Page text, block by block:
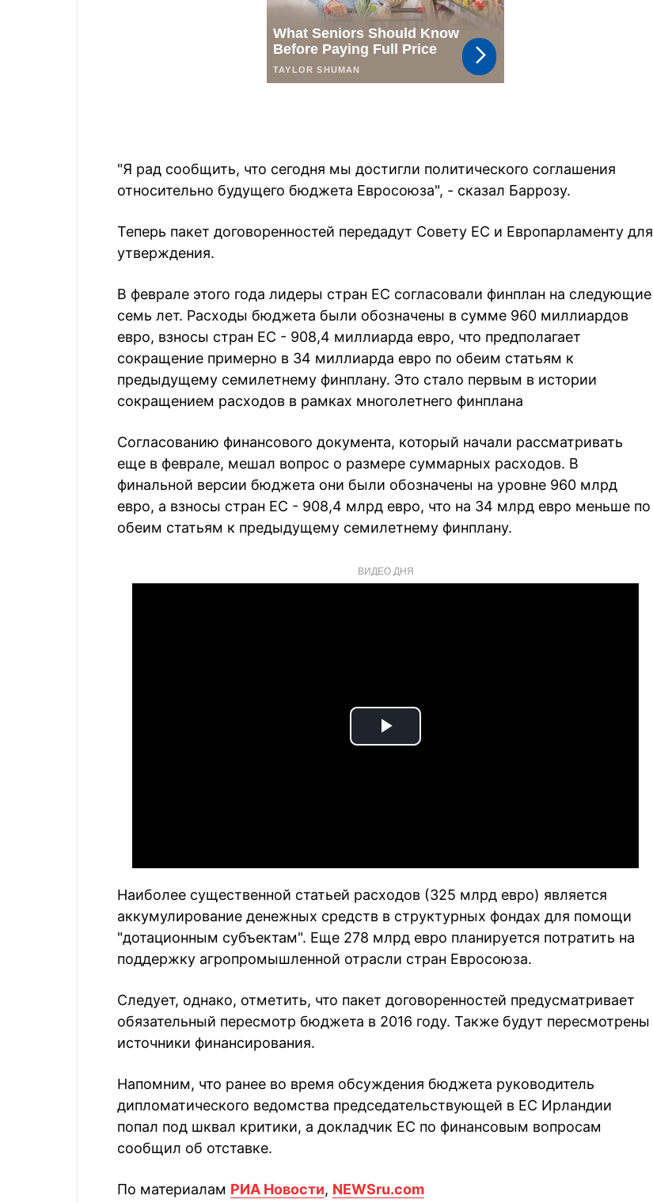
"Я рад сообщить, что сегодня мы достигли политического соглашения
относительно будущего бюджета Евросоюза", - сказал Баррозу.
Теперь пакет договоренностей передадут Совету ЕС и Европарламенту для
утверждения.
В феврале этого года лидеры стран ЕС согласовали финплан на следующие
семь лет. Расходы бюджета были обозначены в сумме 960 миллиардов
евро, взносы стран ЕС - 908,4 миллиарда евро, что предполагает
сокращение примерно в 34 миллиарда евро по обеим статьям к
предыдущему семилетнему финплану. Это стало первым в истории
сокращением расходов в рамках многолетнего финплана
Согласованию финансового документа, который начали рассматривать
еще в феврале, мешал вопрос о размере суммарных расходов. В
финальной версии бюджета они были обозначены на уровне 960 млрд
евро, а взносы стран ЕС - 908,4 млрд евро, что на 34 млрд евро меньше по
обеим статьям к предыдущему семилетнему финплану.
ВИДЕО ДНЯ
Play
Наиболее существенной статьей расходов (325 млрд евро) является
аккумулирование денежных средств в структурных фондах для помощи
"дотационным субъектам". Еще 278 млрд евро планируется потратить на
поддержку агропромышленной отрасли стран Евросоюза.
Следует, однако, отметить, что пакет договоренностей предусматривает
обязательный пересмотр бюджета в 2016 году. Также будут пересмотрены
источники финансирования.
Напомним, что ранее во время обсуждения бюджета руководитель
дипломатического ведомства председательствующей в ЕС Ирландии
попал под шквал критики, а докладчик ЕС по финансовым вопросам
сообщил об отставке.
По материалам РИА Новости, NEWSru.com